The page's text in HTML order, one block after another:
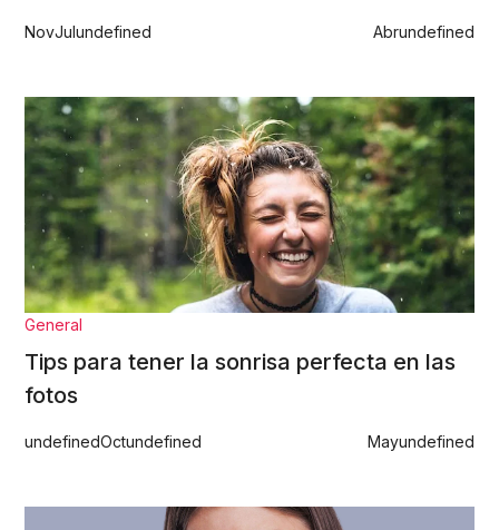
NovJulundefined Abrundefined
General
Tips para tener la sonrisa perfecta en las
fotos
undefinedOctundefined Mayundefined